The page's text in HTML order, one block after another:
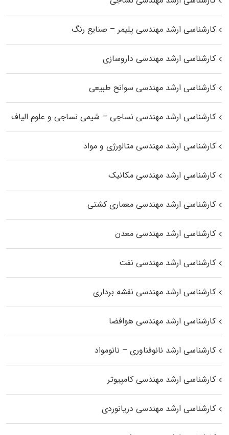
کارشناسی ارشد مهندسی پلیمر – صنایع رنگ
کارشناسی ارشد مهندسی داروسازی
کارشناسی ارشد مهندسی سوانح طبیعی
کارشناسی ارشد مهندسی نساجی – شیمی نساجی و علوم الیاف
کارشناسی ارشد مهندسی متالورژی و مواد
کارشناسی ارشد مهندسی مکانیک
کارشناسی ارشد مهندسی معماری کشتی
کارشناسی ارشد مهندسی معدن
کارشناسی ارشد مهندسی نفت
کارشناسی ارشد مهندسی نقشه برداری
کارشناسی ارشد مهندسی هوافضا
کارشناسی ارشد نانوفناوری – نانومواد
کارشناسی ارشد مهندسی کامپیوتر
کارشناسی ارشد مهندسی دریانوردی